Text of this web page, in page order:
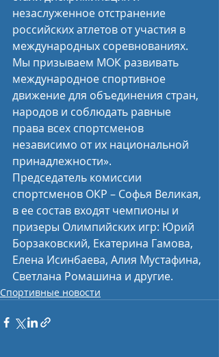
незаслуженное отстранение
российских атлетов от участия в
международных соревнованиях.
Мы призываем МОК развивать
международное спортивное
движение для объединения стран,
народов и соблюдать равные
права всех спортсменов
независимо от их национальной
принадлежности».
Председатель комиссии
спортсменов ОКР – Софья Великая,
в ее состав входят чемпионы и
призеры Олимпийских игр: Юрий
Борзаковский, Екатерина Гамова,
Елена Исинбаева, Алия Мустафина,
Светлана Ромашина и другие.
Спортивные новости